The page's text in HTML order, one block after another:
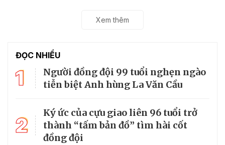
Xem thêm
ĐỌC NHIỀU
1
Người đồng đội 99 tuổi nghẹn ngào
tiễn biệt Anh hùng La Văn Cầu
2
Ký ức của cựu giao liên 96 tuổi trở
thành “tấm bản đồ” tìm hài cốt
đồng đội